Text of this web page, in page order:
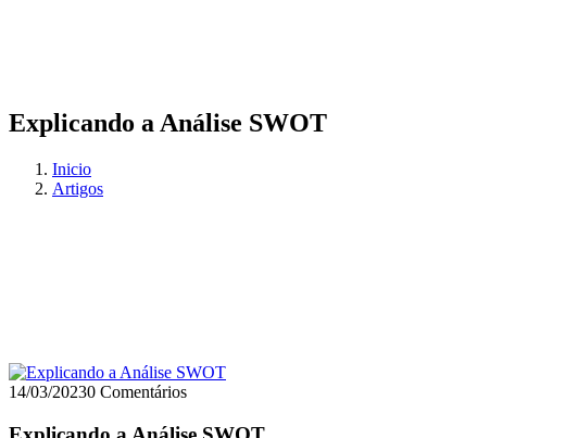
Explicando a Análise SWOT
Inicio
Artigos
14/03/20230 Comentários